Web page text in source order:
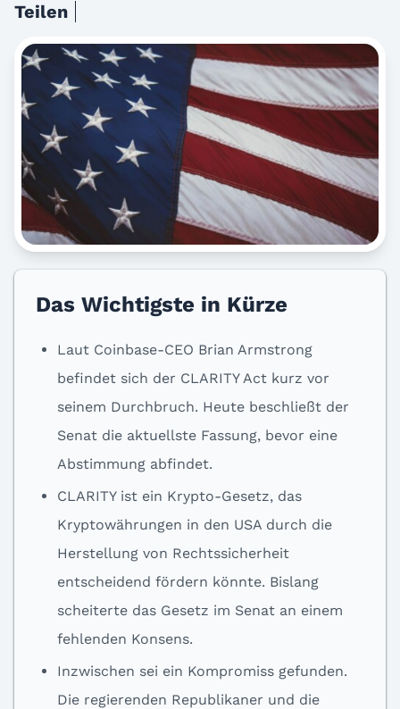
Teilen
Das Wichtigste in Kürze
Laut Coinbase-CEO Brian Armstrong
befindet sich der CLARITY Act kurz vor
seinem Durchbruch. Heute beschließt der
Senat die aktuellste Fassung, bevor eine
Abstimmung abfindet.
CLARITY ist ein Krypto-Gesetz, das
Kryptowährungen in den USA durch die
Herstellung von Rechtssicherheit
entscheidend fördern könnte. Bislang
scheiterte das Gesetz im Senat an einem
fehlenden Konsens.
Inzwischen sei ein Kompromiss gefunden.
Die regierenden Republikaner und die